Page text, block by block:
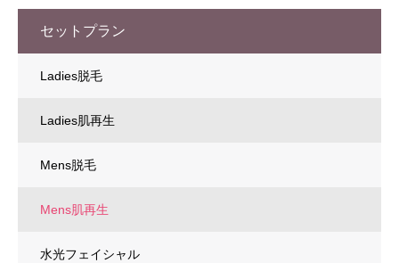
セットプラン
Ladies脱毛
Ladies肌再生
Mens脱毛
Mens肌再生
水光フェイシャル